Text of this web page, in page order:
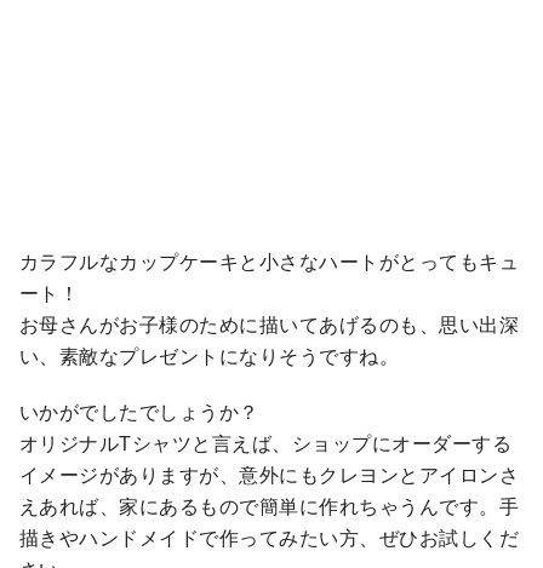
カラフルなカップケーキと小さなハートがとってもキュ
ート！
お母さんがお子様のために描いてあげるのも、思い出深
い、素敵なプレゼントになりそうですね。
いかがでしたでしょうか？
オリジナルTシャツと言えば、ショップにオーダーする
イメージがありますが、意外にもクレヨンとアイロンさ
えあれば、家にあるもので簡単に作れちゃうんです。手
描きやハンドメイドで作ってみたい方、ぜひお試しくだ